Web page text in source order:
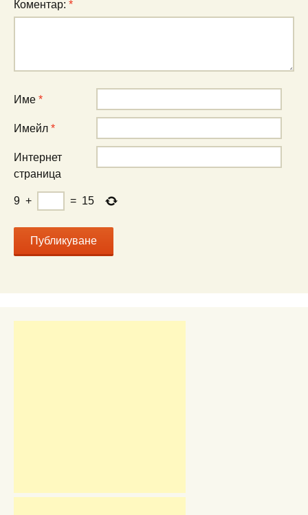
Коментар: *
Име *
Имейл *
Интернет
страница
9 + = 15